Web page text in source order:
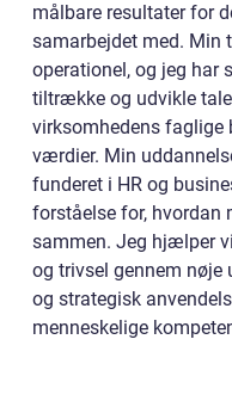
målbare resultater for
samarbejdet med. Min
operationel, og jeg har
tiltrække og udvikle
virksomhedens faglige
værdier. Min
funderet i HR og
forståelse for, hvordan
sammen. Jeg hjælper
og trivsel gennem
og strategisk
menneskelige